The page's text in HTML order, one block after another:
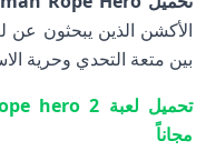
الأكشن الذين يبحثون عن
بين متعة التحدي وحرية
مجاناً